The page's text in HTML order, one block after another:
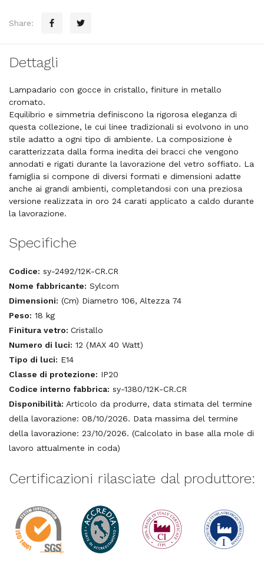
Share:
Dettagli
Lampadario con gocce in cristallo, finiture in metallo
cromato.
Equilibrio e simmetria definiscono la rigorosa eleganza di
questa collezione, le cui linee tradizionali si evolvono in uno
stile adatto a ogni tipo di ambiente. La composizione è
caratterizzata dalla forma inedita dei bracci che vengono
annodati e rigati durante la lavorazione del vetro soffiato. La
famiglia si compone di diversi formati e dimensioni adatte
anche ai grandi ambienti, completandosi con una preziosa
versione realizzata in oro 24 carati applicato a caldo durante
la lavorazione.
Specifiche
Codice: sy-2492/12K-CR.CR
Nome fabbricante: Sylcom
Dimensioni: (Cm) Diametro 106, Altezza 74
Peso: 18 kg
Finitura vetro: Cristallo
Numero di luci: 12 (MAX 40 Watt)
Tipo di luci: E14
Classe di protezione: IP20
Codice interno fabbrica: sy-1380/12K-CR.CR
Disponibilità: Articolo da produrre, data stimata del termine
della lavorazione: 08/10/2026. Data massima del termine
della lavorazione: 23/10/2026. (Calcolato in base alla mole di
lavoro attualmente in coda)
Certificazioni rilasciate dal produttore: